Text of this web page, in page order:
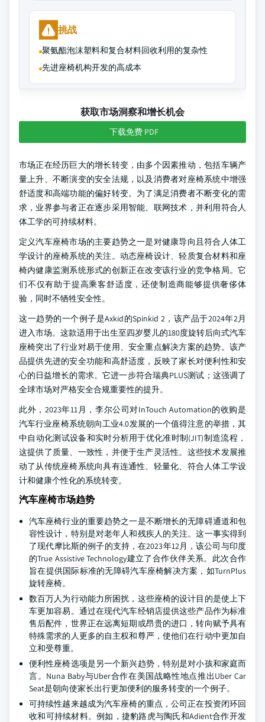
挑战
聚氨酯泡沫塑料和复合材料回收利用的复杂性
先进座椅机构开发的高成本
获取市场洞察和增长机会
下载免费 PDF
市场正在经历巨大的增长转变，由多个因素推动，包括车辆产
量上升、不断演变的安全法规，以及消费者对座椅系统中增强
舒适度和高端功能的偏好转变。为了满足消费者不断变化的需
求，业界参与者正在逐步采用智能、联网技术，并利用符合人
体工学的可持续材料。
定义汽车座椅市场的主要趋势之一是对健康导向且符合人体工
学设计的座椅系统的关注。动态座椅设计、轻质复合材料和座
椅内健康监测系统形式的创新正在改变该行业的竞争格局。它
们不仅有助于提高乘客舒适度，还使制造商能够提供奢侈体
验，同时不牺牲安全性。
这一趋势的一个例子是Axkid的Spinkid 2，该产品于2024年2月
进入市场。这款适用于出生至四岁婴儿的180度旋转后向式汽车
座椅突出了行业对易于使用、安全重点解决方案的趋势。该产
品提供先进的安全功能和高舒适度，反映了家长对便利性和安
心的日益增长的需求。它进一步符合瑞典PLUS测试；这强调了
全球市场对严格安全合规重要性的提升。
此外，2023年11月，李尔公司对InTouch Automation的收购是
汽车行业座椅系统朝向工业4.0发展的一个值得注意的举措，其
中自动化测试设备和实时分析用于优化准时制(JIT)制造流程，
这提供了质量、一致性，并便于生产灵活性。这些技术发展推
动了从传统座椅系统向具有连通性、轻量化、符合人体工学设
计和健康个性化的系统转变。
汽车座椅市场趋势
汽车座椅行业的重要趋势之一是不断增长的无障碍通道和包
容性设计，特别是对老年人和残疾人的关注。这一事实得到
了现代摩比斯的例子的支持，在2023年12月，该公司与印度
的True Assistive Technology建立了合作伙伴关系。此次合作
旨在提供国际标准的无障碍汽车座椅解决方案，如TurnPlus
旋转座椅。
数百万人为行动能力所困扰，这些座椅的设计目的是使上下
车更加容易。通过在现代汽车经销店提供这些产品作为标准
售后配件，世界正在远离短期或昂贵的进口，转向赋予具有
特殊需求的人更多的自主权和尊严，使他们在行动中更加自
立和受尊重。
便利性座椅选项是另一个新兴趋势，特别是对小孩和家庭而
言。Nuna Baby与Uber合作在美国战略性地点推出Uber Car
Seat是朝向使家长出行更加便利的服务转变的一个例子。
可持续性越来越成为汽车座椅的重点，公司正在投资闭环回
收和可持续材料。例如，捷豹路虎与陶氏和Adient合作开发